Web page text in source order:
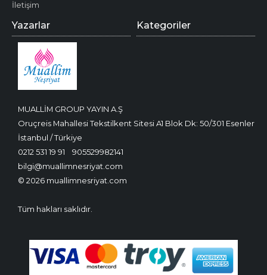
MUALLİM GROUP YAYIN A.Ş
Oruçreis Mahallesi Tekstilkent Sitesi A1 Blok Dk: 50/301 Esenler
İstanbul / Türkiye
0212 531 19 91
905529982141
bilgi@muallimnesriyat.com
© 2026 muallimnesriyat.com
Tüm hakları saklıdır.
İletişim
Yazarlar Kategoriler